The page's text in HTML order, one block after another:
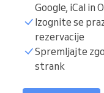
Google, iCal in
Izognite se
rezervacije
Spremljajte
strank